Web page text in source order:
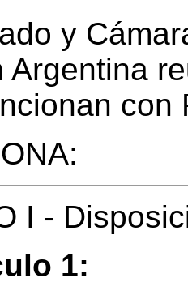
y
Argentina
con
I -
1: